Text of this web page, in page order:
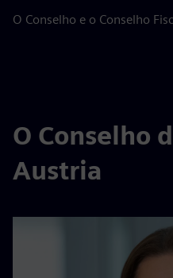
O Conselho e o Conselho
O Conselho
Austria